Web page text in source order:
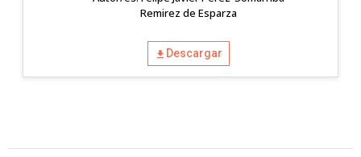
Remirez de Esparza
Descargar